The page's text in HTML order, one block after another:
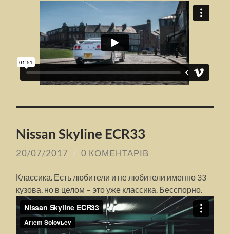
Nissan Skyline ECR33
20/07/2017 / 0 КОМЕНТАРІВ
Классика. Есть любители и не любители именно 33
кузова, но в целом – это уже классика. Бесспорно.